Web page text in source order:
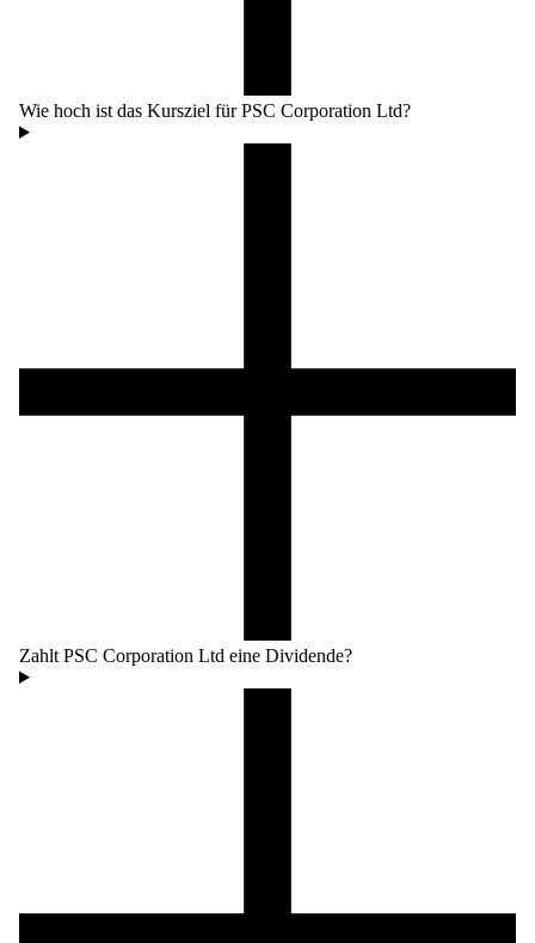
Wie hoch ist das Kursziel für PSC Corporation Ltd?
Zahlt PSC Corporation Ltd eine Dividende?